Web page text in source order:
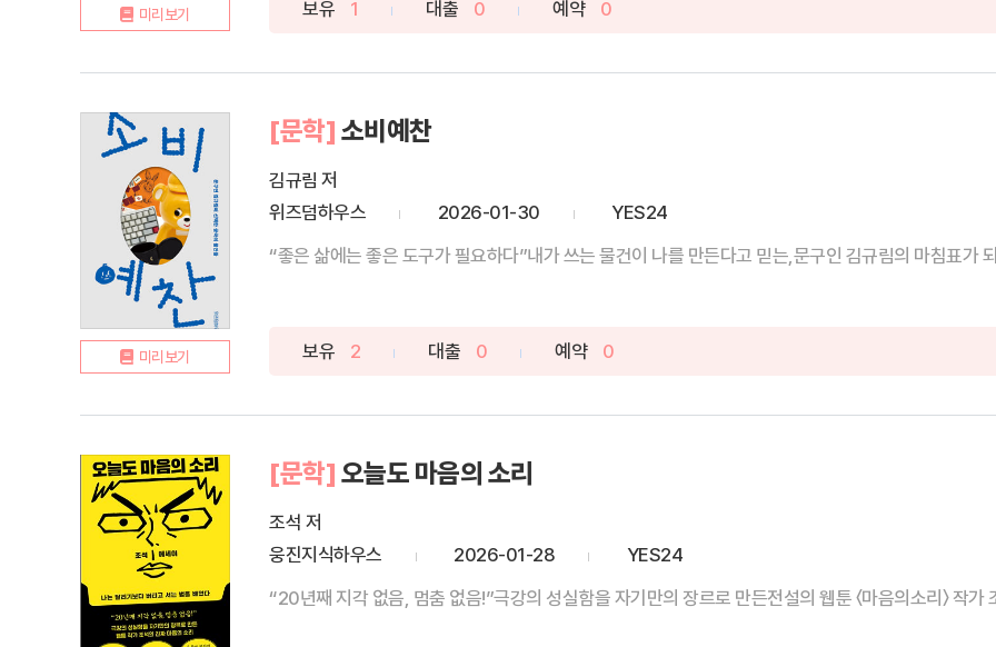
미리보기 보유 1 대출 0 예약 0
미리보기
[문학] 소비예찬
김규림 저
위즈덤하우스
2026-01-30
YES24
“좋은 삶에는 좋은 도구가 필요하다”내가 쓰는 물건이 나를 만든다고 믿는,문구인 김규림의 마침표가
보유 2 대출 0 예약 0
[문학] 오늘도 마음의 소리
조석 저
웅진지식하우스
2026-01-28
YES24
“20년째 지각 없음, 멈춤 없음!”극강의 성실함을 자기만의 장르로 만든전설의 웹툰 〈마음의소리〉 작가